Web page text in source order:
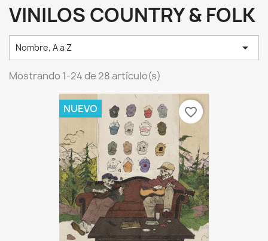
VINILOS COUNTRY & FOLK
Nombre, A a Z 
Mostrando 1-24 de 28 artículo(s)
NUEVO favorite_border